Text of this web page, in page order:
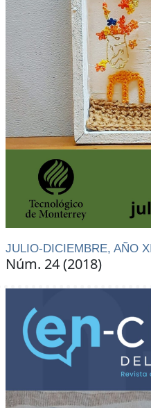
JULIO-DICIEMBRE, AÑO XII
Núm. 24 (2018)